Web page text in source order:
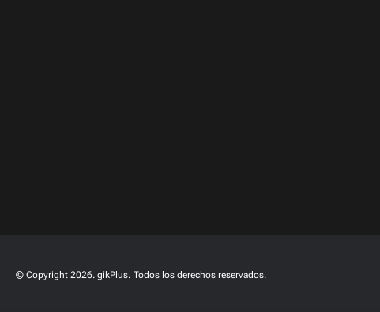
© Copyright 2026. gikPlus. Todos los derechos reservados.